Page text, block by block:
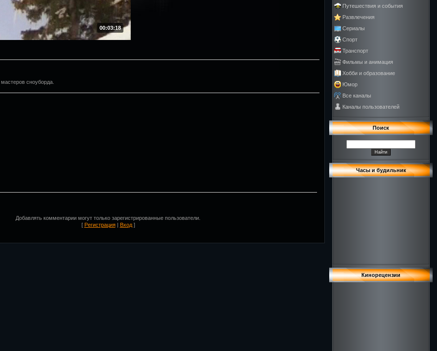
00:03:18
сноуборда.
Добавлять комментарии могут только зарегистрированные пользователи.
[ Регистрация| Вход]
Путешествия и события
Развлечения
Сериалы
Спорт
Транспорт
Фильмы и анимация
Хобби и образование
Юмор
Все каналы
Каналы пользователей
Поиск
Часы и будильник
Кинорецензии